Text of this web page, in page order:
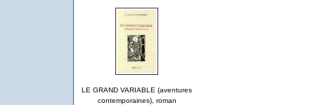
LE GRAND VARIABLE (aventures
contemporaines), roman